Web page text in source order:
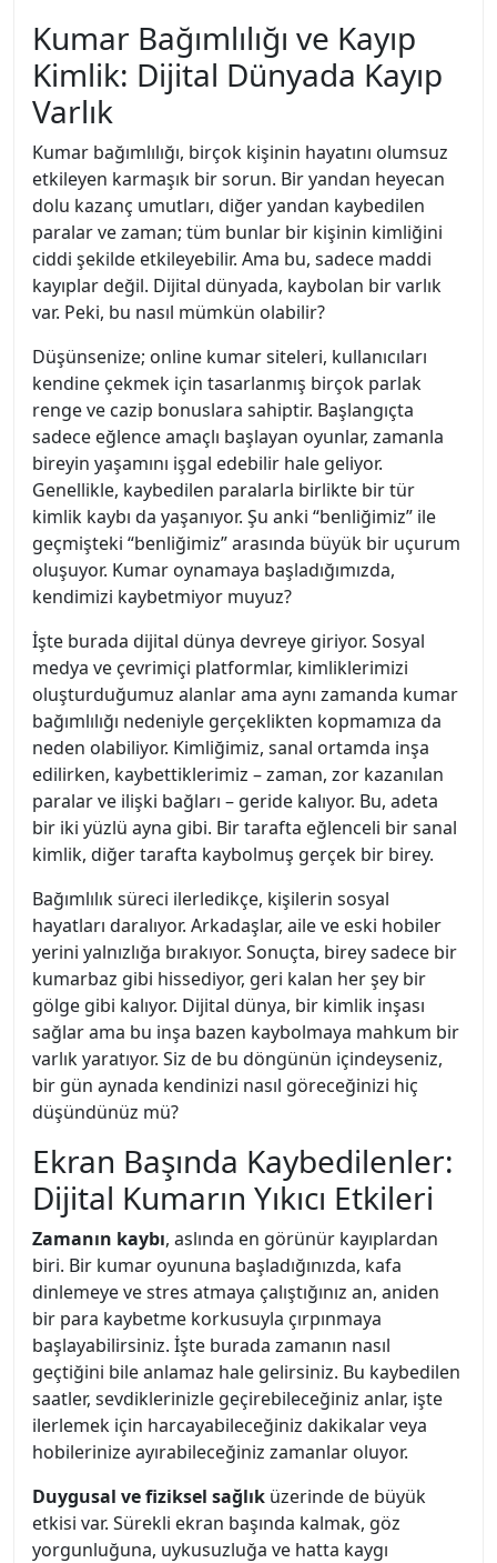
Kumar Bağımlılığı ve Kayıp
Kimlik: Dijital Dünyada Kayıp
Varlık
Kumar bağımlılığı, birçok kişinin hayatını olumsuz
etkileyen karmaşık bir sorun. Bir yandan heyecan
dolu kazanç umutları, diğer yandan kaybedilen
paralar ve zaman; tüm bunlar bir kişinin kimliğini
ciddi şekilde etkileyebilir. Ama bu, sadece maddi
kayıplar değil. Dijital dünyada, kaybolan bir varlık
var. Peki, bu nasıl mümkün olabilir?
Düşünsenize; online kumar siteleri, kullanıcıları
kendine çekmek için tasarlanmış birçok parlak
renge ve cazip bonuslara sahiptir. Başlangıçta
sadece eğlence amaçlı başlayan oyunlar, zamanla
bireyin yaşamını işgal edebilir hale geliyor.
Genellikle, kaybedilen paralarla birlikte bir tür
kimlik kaybı da yaşanıyor. Şu anki “benliğimiz” ile
geçmişteki “benliğimiz” arasında büyük bir uçurum
oluşuyor. Kumar oynamaya başladığımızda,
kendimizi kaybetmiyor muyuz?
İşte burada dijital dünya devreye giriyor. Sosyal
medya ve çevrimiçi platformlar, kimliklerimizi
oluşturduğumuz alanlar ama aynı zamanda kumar
bağımlılığı nedeniyle gerçeklikten kopmamıza da
neden olabiliyor. Kimliğimiz, sanal ortamda inşa
edilirken, kaybettiklerimiz – zaman, zor kazanılan
paralar ve ilişki bağları – geride kalıyor. Bu, adeta
bir iki yüzlü ayna gibi. Bir tarafta eğlenceli bir sanal
kimlik, diğer tarafta kaybolmuş gerçek bir birey.
Bağımlılık süreci ilerledikçe, kişilerin sosyal
hayatları daralıyor. Arkadaşlar, aile ve eski hobiler
yerini yalnızlığa bırakıyor. Sonuçta, birey sadece bir
kumarbaz gibi hissediyor, geri kalan her şey bir
gölge gibi kalıyor. Dijital dünya, bir kimlik inşası
sağlar ama bu inşa bazen kaybolmaya mahkum bir
varlık yaratıyor. Siz de bu döngünün içindeyseniz,
bir gün aynada kendinizi nasıl göreceğinizi hiç
düşündünüz mü?
Ekran Başında Kaybedilenler:
Dijital Kumarın Yıkıcı Etkileri
Zamanın kaybı, aslında en görünür kayıplardan
biri. Bir kumar oyununa başladığınızda, kafa
dinlemeye ve stres atmaya çalıştığınız an, aniden
bir para kaybetme korkusuyla çırpınmaya
başlayabilirsiniz. İşte burada zamanın nasıl
geçtiğini bile anlamaz hale gelirsiniz. Bu kaybedilen
saatler, sevdiklerinizle geçirebileceğiniz anlar, işte
ilerlemek için harcayabileceğiniz dakikalar veya
hobilerinize ayırabileceğiniz zamanlar oluyor.
Duygusal ve fiziksel sağlık üzerinde de büyük
etkisi var. Sürekli ekran başında kalmak, göz
yorgunluğuna, uykusuzluğa ve hatta kaygı